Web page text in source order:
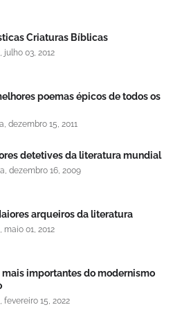
Criaturas Bíblicas
03, 2012
poemas épicos de todos os
dezembro 15, 2011
detetives da literatura mundial
dezembro 16, 2009
arqueiros da literatura
01, 2012
mais importantes do modernismo
15, 2022